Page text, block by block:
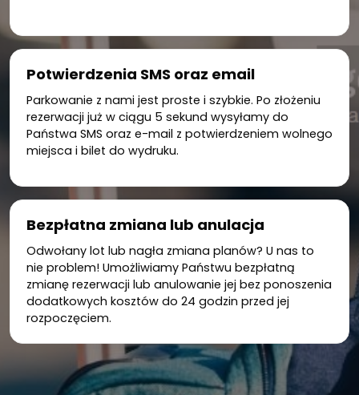
Potwierdzenia SMS oraz email
Parkowanie z nami jest proste i szybkie. Po złożeniu
rezerwacji już w ciągu 5 sekund wysyłamy do
Państwa SMS oraz e-mail z potwierdzeniem wolnego
miejsca i bilet do wydruku.
Bezpłatna zmiana lub anulacja
Odwołany lot lub nagła zmiana planów? U nas to
nie problem! Umożliwiamy Państwu bezpłatną
zmianę rezerwacji lub anulowanie jej bez ponoszenia
dodatkowych kosztów do 24 godzin przed jej
rozpoczęciem.